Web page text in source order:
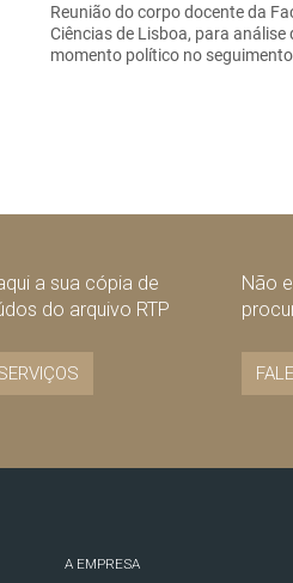
Reunião do corpo docente da
Ciências de Lisboa, para análise
momento político no
a sua cópia de
do arquivo RTP
Não
A EMPRESA